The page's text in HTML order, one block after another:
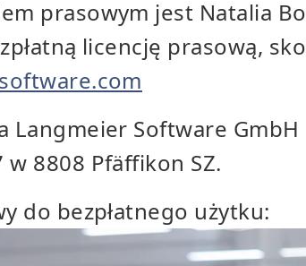
prasowym jest Natalia
licencję prasową,
Langmeier Software
8808 Pfäffikon SZ.
do bezpłatnego użytku: